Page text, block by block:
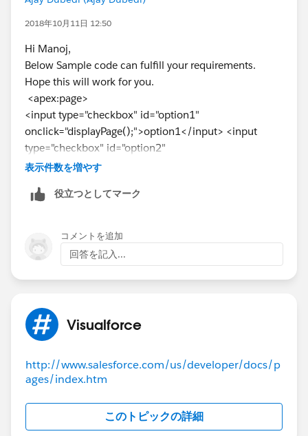
Hope this helps.
Thanks,
Nagendra
2018年10月11日 12:50
Hi Manoj,
Below Sample code can fulfill your requirements.
Hope this will work for you.
<apex:page>
<input type="checkbox" id="option1"
onclick="displayPage();">option1</input> <input
type="checkbox" id="option2"
onclick="displayPage();"> option2 </input>
<apex:include pageName="vfpage1"/>
<div id="option2Page" style="display:none;">
<apex:include pageName="vfpage2"/>
</div>
<script type="text/javascript">
if (document.getElementById('option1').checked ) {
y = "block";
document.getElementById('option1').checked=true;
{
表示件数を増やす
役立つとしてマーク
コメントを追加
回答を記入...
Visualforce
http://www.salesforce.com/us/developer/docs/p
ages/index.htm
このトピックの詳細